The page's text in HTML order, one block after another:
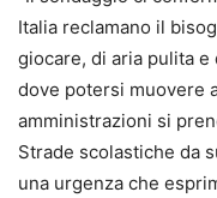
Italia reclamano il
giocare, di aria pulita
dove potersi muovere
amministrazioni si
Strade scolastiche da
una urgenza che